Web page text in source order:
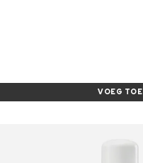
VOEG TOE